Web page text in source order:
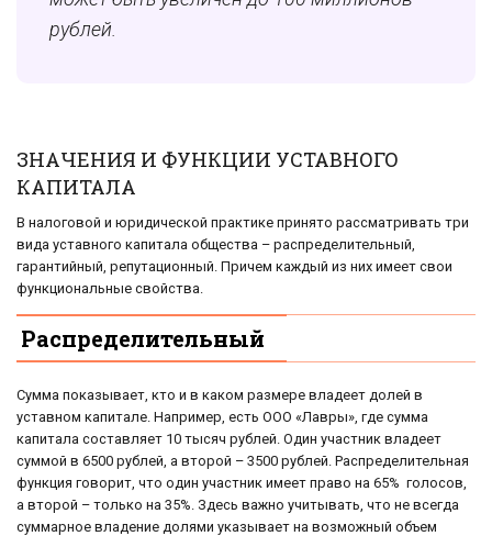
рублей.
ЗНАЧЕНИЯ И ФУНКЦИИ УСТАВНОГО
КАПИТАЛА
В налоговой и юридической практике принято рассматривать три
вида уставного капитала общества – распределительный,
гарантийный, репутационный. Причем каждый из них имеет свои
функциональные свойства.
Распределительный
Сумма показывает, кто и в каком размере владеет долей в
уставном капитале. Например, есть ООО «Лавры», где сумма
капитала составляет 10 тысяч рублей. Один участник владеет
суммой в 6500 рублей, а второй – 3500 рублей. Распределительная
функция говорит, что один участник имеет право на 65% голосов,
а второй – только на 35%. Здесь важно учитывать, что не всегда
суммарное владение долями указывает на возможный объем